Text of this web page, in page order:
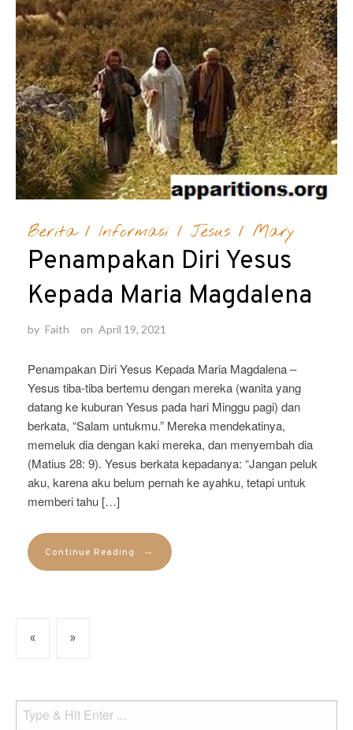
Berita/ Informasi / Jesus / Mary
Penampakan Diri Yesus
Kepada Maria Magdalena
by Faith on April 19, 2021
Penampakan Diri Yesus Kepada Maria Magdalena –
Yesus tiba-tiba bertemu dengan mereka (wanita yang
datang ke kuburan Yesus pada hari Minggu pagi) dan
berkata, “Salam untukmu.” Mereka mendekatinya,
memeluk dia dengan kaki mereka, dan menyembah dia
(Matius 28: 9). Yesus berkata kepadanya: “Jangan peluk
aku, karena aku belum pernah ke ayahku, tetapi untuk
memberi tahu […]
Continue Reading →
« »